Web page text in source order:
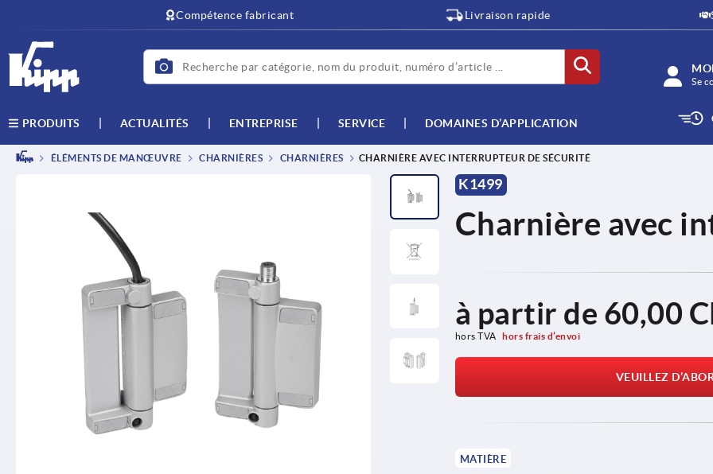
Compétence fabricant Livraison rapide
Se
PRODUITS ACTUALITÉS ENTREPRISE SERVICE DOMAINES D’APPLICATION
ÉLÉMENTS DE MANŒUVRE CHARNIÈRES CHARNIÈRES CHARNIÈRE AVEC INTERRUPTEUR DE SÉCURITÉ
K1499
Charnière avec
à partir de 60,00
hors TVA hors frais d’envoi
VEUILLEZ
MATIÈRE